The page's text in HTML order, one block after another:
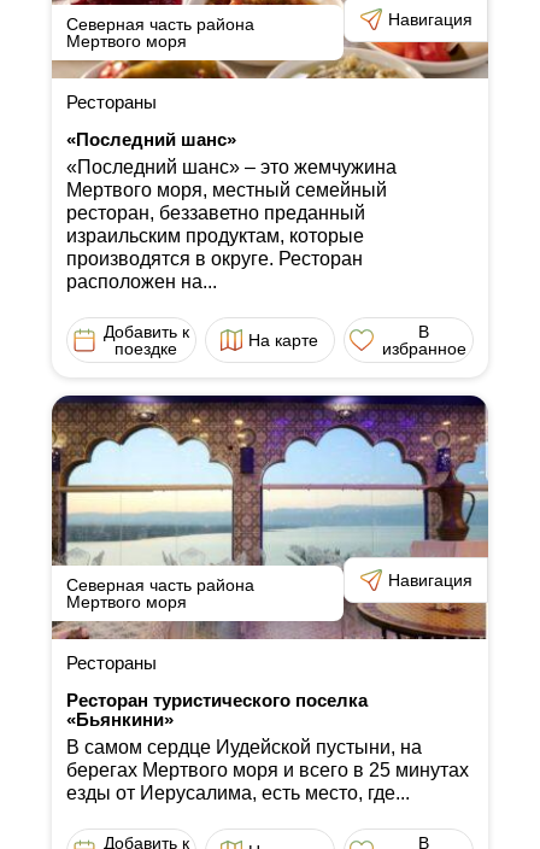
Северная часть района
Мертвого моря
Навигация
Рестораны
«Последний шанс»
«Последний шанс» ‒ это жемчужина
Мертвого моря, местный семейный
ресторан, беззаветно преданный
израильским продуктам, которые
производятся в округе. Ресторан
расположен на...
Добавить к
поездке
На карте
В
избранное
Северная часть района
Мертвого моря
Навигация
Рестораны
Ресторан туристического поселка
«Бьянкини»
В самом сердце Иудейской пустыни, на
берегах Мертвого моря и всего в 25 минутах
езды от Иерусалима, есть место, где...
Добавить к В